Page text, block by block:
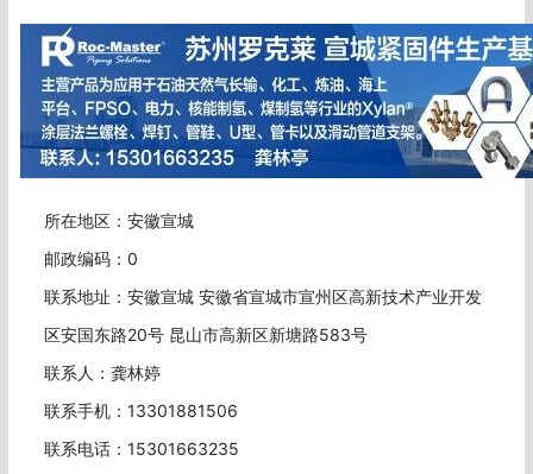
所在地区：安徽宣城
邮政编码：0
联系地址：安徽宣城 安徽省宣城市宣州区高新技术产业开发
区安国东路20号 昆山市高新区新塘路583号
联系人：龚林婷
联系手机：13301881506
联系电话：15301663235